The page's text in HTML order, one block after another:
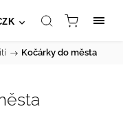
/ Kočárky do města